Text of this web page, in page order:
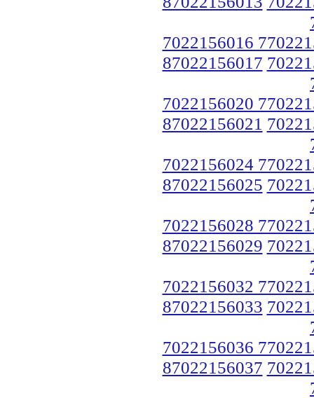
7022156016
87022156017
7022156020
87022156021
7022156024
87022156025
7022156028
87022156029
7022156032
87022156033
7022156036
87022156037